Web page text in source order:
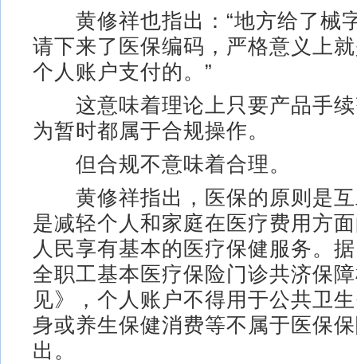
黄修祥也指出：“地方给了械
请下来了医保编码，严格意义上
个人账户支付的。”
这意味着理论上只要产品手续
为暂时都属于合规操作。
但合规不意味着合理。
黄修祥指出，医保的原则是互
是减轻个人和家庭在医疗费用方
人民享有基本的医疗保健服务。
全职工基本医疗保险门诊共济保
见》，个人账户不得用于公共卫
身或养生保健消费等不属于医保
出。